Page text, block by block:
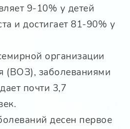
9-10% у детей
и достигает 81-90% у
организации
(ВОЗ), заболеваниями
почти 3,7
десен первое